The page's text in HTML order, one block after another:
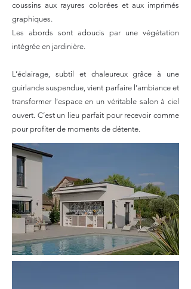
coussins aux rayures colorées et aux imprimés
graphiques.
Les abords sont adoucis par une végétation
intégrée en jardinière.
​L’éclairage, subtil et chaleureux grâce à une
guirlande suspendue, vient parfaire l’ambiance et
transformer l’espace en un véritable salon à ciel
ouvert. C’est un lieu parfait pour recevoir comme
pour profiter de moments de détente.